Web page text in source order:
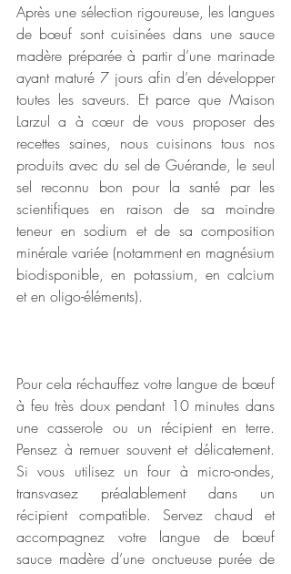
Après une sélection rigoureuse, les langues
de bœuf sont cuisinées dans une sauce
madère préparée à partir d’une marinade
ayant maturé 7 jours afin d’en développer
toutes les saveurs. Et parce que Maison
Larzul a à cœur de vous proposer des
recettes saines, nous cuisinons tous nos
produits avec du sel de Guérande, le seul
sel reconnu bon pour la santé par les
scientifiques en raison de sa moindre
teneur en sodium et de sa composition
minérale variée (notamment en magnésium
biodisponible, en potassium, en calcium
et en oligo-éléments).
Pour cela réchauffez votre langue de bœuf
à feu très doux pendant 10 minutes dans
une casserole ou un récipient en terre.
Pensez à remuer souvent et délicatement.
Si vous utilisez un four à micro-ondes,
transvasez préalablement dans un
récipient compatible. Servez chaud et
accompagnez votre langue de bœuf
sauce madère d’une onctueuse purée de